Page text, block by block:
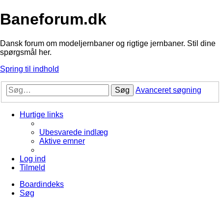
Baneforum.dk
Dansk forum om modeljernbaner og rigtige jernbaner. Stil dine
spørgsmål her.
Spring til indhold
Søg Avanceret søgning
Hurtige links
Ubesvarede indlæg
Aktive emner
Log ind
Tilmeld
Boardindeks
Søg